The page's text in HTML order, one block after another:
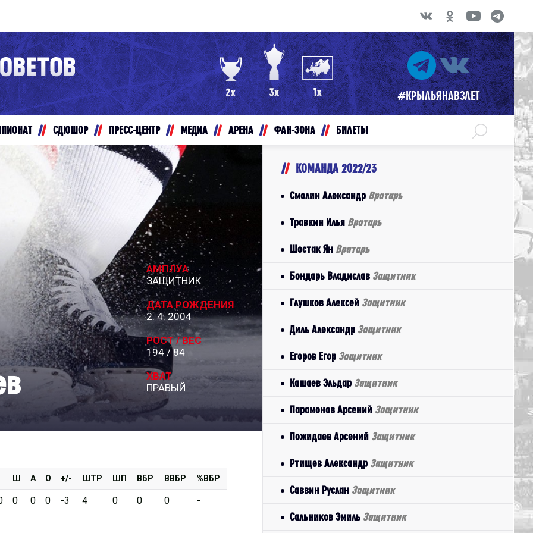
Конференция «Восток»
Дивизион Золотой
Авто
Кузнецкие Медведи
Мамонты Югры
Омские Ястребы
Стальные Лисы
Толпар
Чайка
Дивизион Серебряный
АКМ-Новомосковск
Красноярские Рыси
Ладья
Локо-76
Реактор
Сибирские Cнайперы
Спутник Ал
трансляции
МХЛ
#КРЫЛЬЯНАВЗЛЕТ
СДЮШОР ПРЕСС-ЦЕНТР МЕДИА АРЕНА ФАН-ЗОНА БИЛЕТЫ
АМПЛУА
ЗАЩИТНИК
ДАТА РОЖДЕНИЯ
2. 4. 2004
РОСТ / ВЕС
194 / 84
ХВАТ
ПРАВЫЙ
Ш А О +/- ШТР ШП ВБР ВВБР %ВБР
0 0 0 -3 4 0 0 0 -
КОМАНДА 2022/23
Смолин Александр Вратарь
Травкин Илья Вратарь
Шостак Ян Вратарь
Бондарь Владислав Защитник
Глушков Алексей Защитник
Диль Александр Защитник
Егоров Егор Защитник
Кашаев Эльдар Защитник
Парамонов Арсений Защитник
Пожидаев Арсений Защитник
Ртищев Александр Защитник
Саввин Руслан Защитник
Сальников Эмиль Защитник